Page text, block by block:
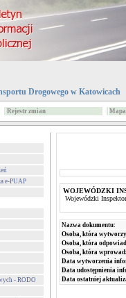
Drogowego w Katowicach
Rejestr zmian
e-PUAP
- RODO
WOJEWÓDZKI
Wojewódzki
Nazwa dokumentu:
Osoba, która
Osoba, która
Osoba, która
Data wytworzenia
Data udostępnienia
Data ostatniej